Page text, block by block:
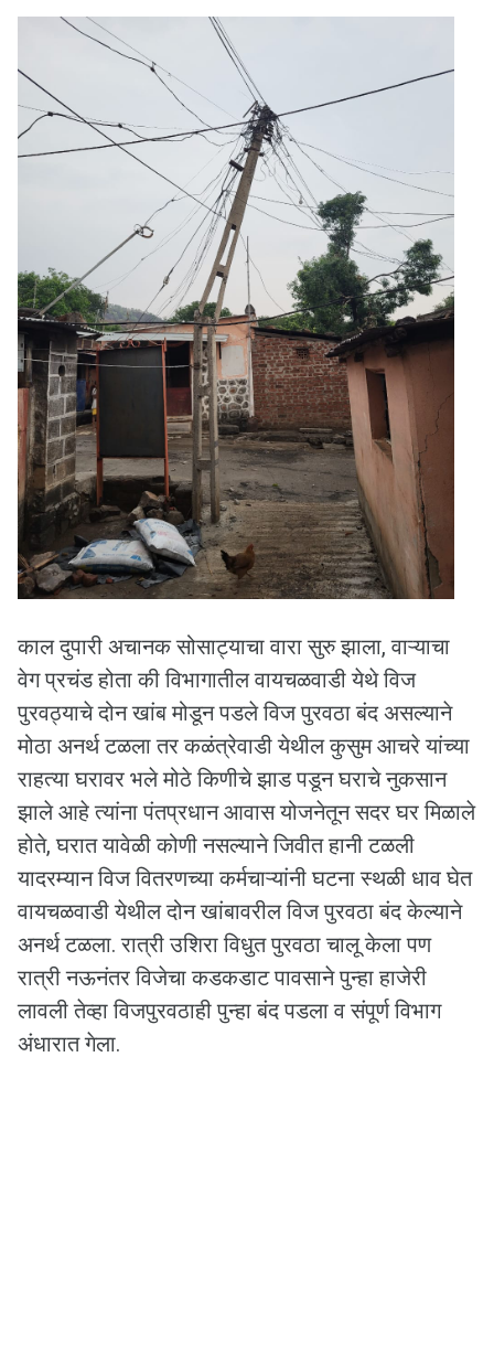
काल दुपारी अचानक सोसाट्याचा वारा सुरु झाला, वाऱ्याचा
वेग प्रचंड होता की विभागातील वायचळवाडी येथे विज
पुरवठ्याचे दोन खांब मोडून पडले विज पुरवठा बंद असल्याने
मोठा अनर्थ टळला तर कळंत्रेवाडी येथील कुसुम आचरे यांच्या
राहत्या घरावर भले मोठे किणीचे झाड पडून घराचे नुकसान
झाले आहे त्यांना पंतप्रधान आवास योजनेतून सदर घर मिळाले
होते, घरात यावेळी कोणी नसल्याने जिवीत हानी टळली
यादरम्यान विज वितरणच्या कर्मचाऱ्यांनी घटना स्थळी धाव घेत
वायचळवाडी येथील दोन खांबावरील विज पुरवठा बंद केल्याने
अनर्थ टळला. रात्री उशिरा विधुत पुरवठा चालू केला पण
रात्री नऊनंतर विजेचा कडकडाट पावसाने पुन्हा हाजेरी
लावली तेव्हा विजपुरवठाही पुन्हा बंद पडला व संपूर्ण विभाग
अंधारात गेला.